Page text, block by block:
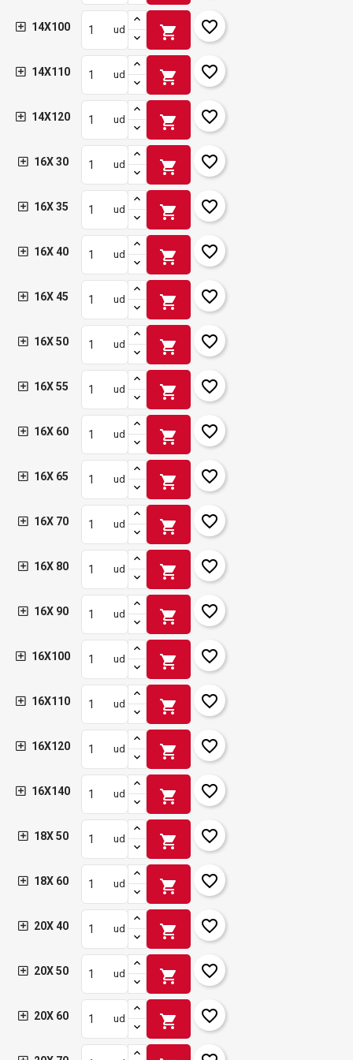
14X100 ud shopping_cart favorite_border
14X110 ud shopping_cart favorite_border
14X120 ud shopping_cart favorite_border
16X 30 ud shopping_cart favorite_border
16X 35 ud shopping_cart favorite_border
16X 40 ud shopping_cart favorite_border
16X 45 ud shopping_cart favorite_border
16X 50 ud shopping_cart favorite_border
16X 55 ud shopping_cart favorite_border
16X 60 ud shopping_cart favorite_border
16X 65 ud shopping_cart favorite_border
16X 70 ud shopping_cart favorite_border
16X 80 ud shopping_cart favorite_border
16X 90 ud shopping_cart favorite_border
16X100 ud shopping_cart favorite_border
16X110 ud shopping_cart favorite_border
16X120 ud shopping_cart favorite_border
16X140 ud shopping_cart favorite_border
18X 50 ud shopping_cart favorite_border
18X 60 ud shopping_cart favorite_border
20X 40 ud shopping_cart favorite_border
20X 50 ud shopping_cart favorite_border
20X 60 ud shopping_cart favorite_border